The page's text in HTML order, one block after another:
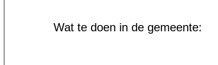
Wat te doen in de gemeente: